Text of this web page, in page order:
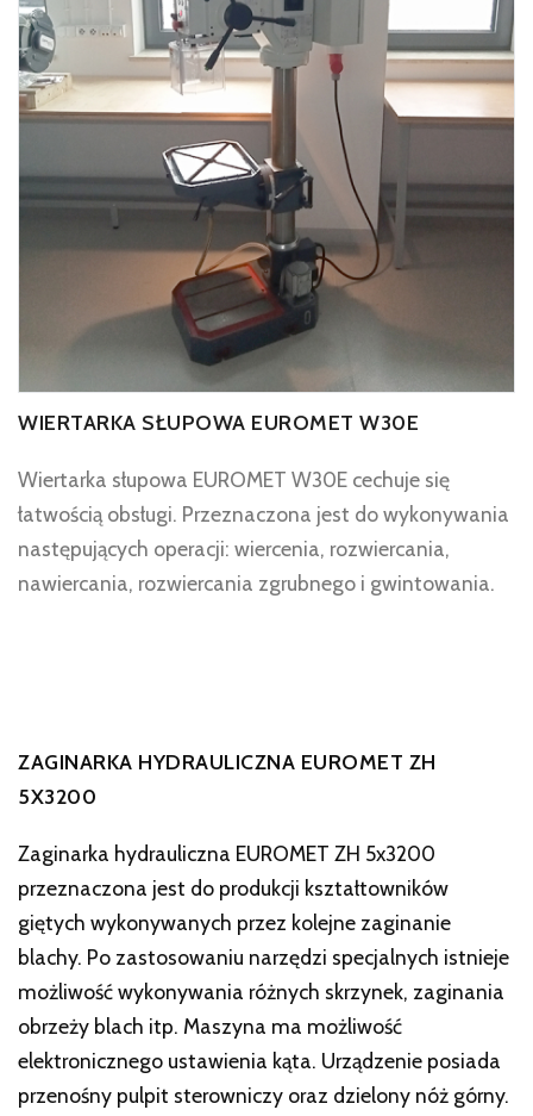
WIERTARKA SŁUPOWA EUROMET W30E
Wiertarka słupowa EUROMET W30E cechuje się
łatwością obsługi. Przeznaczona jest do wykonywania
następujących operacji: wiercenia, rozwiercania,
nawiercania, rozwiercania zgrubnego i gwintowania.
ZAGINARKA HYDRAULICZNA EUROMET ZH
5X3200
Zaginarka hydrauliczna EUROMET ZH 5x3200
przeznaczona jest do produkcji kształtowników
giętych wykonywanych przez kolejne zaginanie
blachy. Po zastosowaniu narzędzi specjalnych istnieje
możliwość wykonywania różnych skrzynek, zaginania
obrzeży blach itp. Maszyna ma możliwość
elektronicznego ustawienia kąta. Urządzenie posiada
przenośny pulpit sterowniczy oraz dzielony nóż górny.